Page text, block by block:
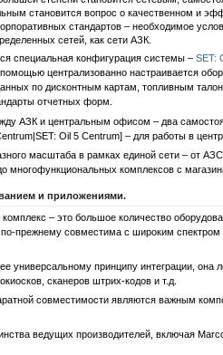
становится вопрос о качественном и
стандартов – необходимое
сетей, как сети АЗК.
конфигурация системы – SET:
централизованно настраивается
по дисконтным картам, топливным
отчетных форм.
АЗК и центральным офисом – два
Oil 5 Centrum] – для работы в
масштаба в рамках единой сети – от
многофункциональных комплексов с
и приложениями.
– это большое количество
по-прежнему совместима с широким
принципу интеграции, она
сканеров штрих-кодов и т.д.
совместимости являются важным
ведущих производителей, включая